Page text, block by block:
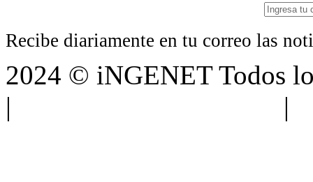
Recibe diariamente en tu correo las
2024 © iNGENET Todos
|
|